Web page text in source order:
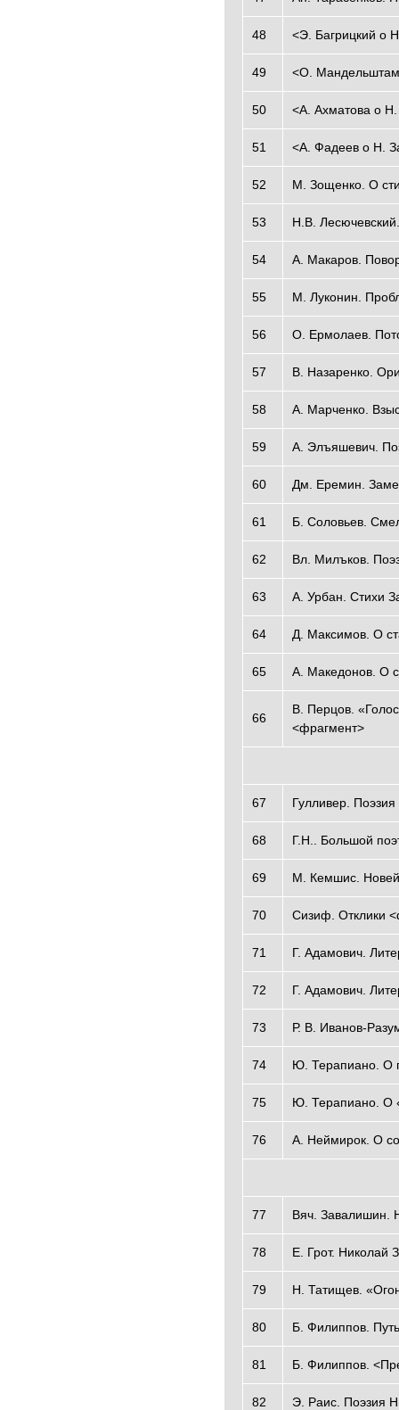
48 <Э. Багрицкий о
49 <О.
50 <А. Ахматова о
51 <А. Фадеев о Н.
52 М. Зощенко. О
53 Н.В.
54 A. Макаров.
55 М. Луконин.
56 О. Ермолаев.
57 B. Назаренко.
58 А. Марченко.
59 А. Элъяшевич.
60 Дм. Еремин.
61 Б. Соловьев.
62 Вл. Милъков.
63 А. Урбан. Стихи
64 Д. Максимов. О
65 A. Македонов. О
66
B. Перцов.
<фрагмент>
67 Гулливер.
68 Г.Н.. Большой
69 М. Кемшис.
70 Сизиф. Отклики
71 Г. Адамович.
72 Г. Адамович.
73 Р. В. Иванов-
74 Ю. Терапиано. О
75 Ю. Терапиано. О
76 А. Неймирок. О
77 Вяч. Завалишин.
78 Е. Грот. Николай
79 Н. Татищев.
80 Б. Филиппов.
81 Б. Филиппов.
82 Э. Раис. Поэзия